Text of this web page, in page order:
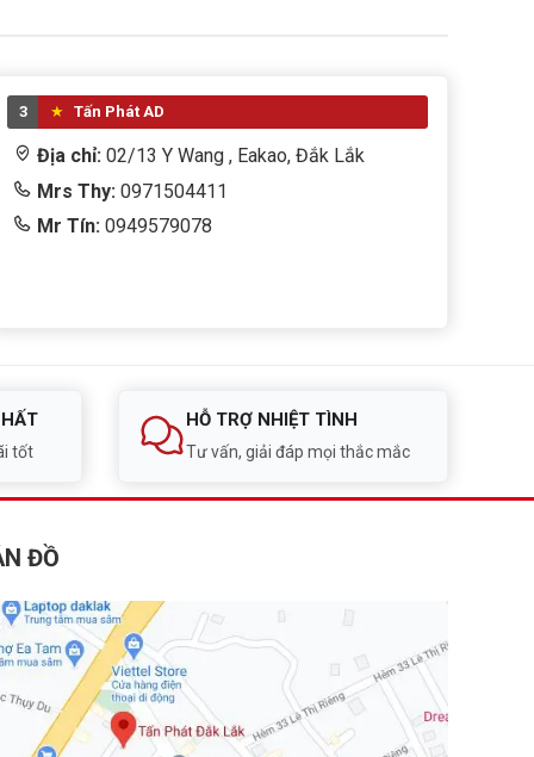
3 Tấn Phát AD
Địa chỉ:02/13 Y Wang , Eakao, Đắk Lắk
Mrs Thy: 0971504411
Mr Tín: 0949579078
tốt
HỖ TRỢ NHIỆT TÌNH
Tư vấn, giải đáp mọi thắc mắc
ĐỒ